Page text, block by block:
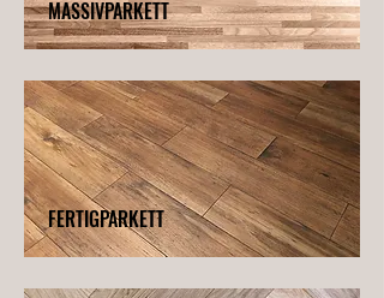
MASSIVPARKETT
FERTIGPARKETT